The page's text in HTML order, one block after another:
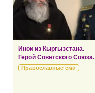
Инок из Кыргызстана.
Герой Советского Союза.
Православные сми